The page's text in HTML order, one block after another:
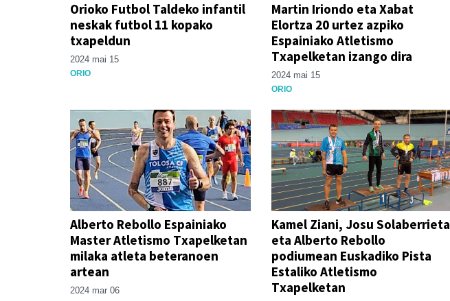
Orioko Futbol Taldeko infantil
neskak futbol 11 kopako
txapeldun
2024 mai 15
ORIO
Martin Iriondo eta Xabat
Elortza 20 urtez azpiko
Espainiako Atletismo
Txapelketan izango dira
2024 mai 15
ORIO
Alberto Rebollo Espainiako
Master Atletismo Txapelketan
milaka atleta beteranoen
artean
2024 mar 06
Kamel Ziani, Josu Solaberrieta
eta Alberto Rebollo
podiumean Euskadiko Pista
Estaliko Atletismo
Txapelketan